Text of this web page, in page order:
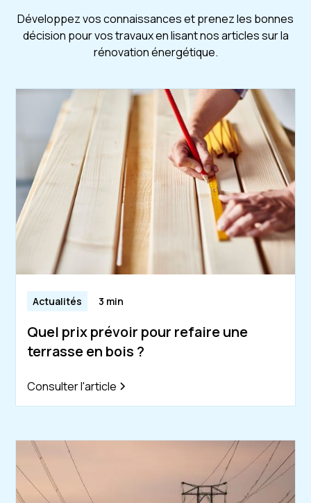
Développez vos connaissances et prenez les bonnes
décision pour vos travaux en lisant nos articles sur la
rénovation énergétique.
Actualités 3 min
Quel prix prévoir pour refaire une
terrasse en bois ?
Consulter l'article